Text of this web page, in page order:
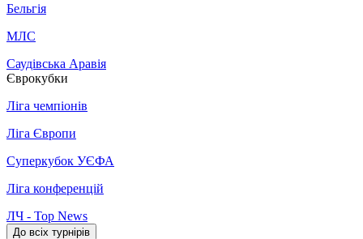
Бельгія
МЛС
Саудівська Аравія
Єврокубки
Ліга чемпіонів
Ліга Європи
Суперкубок УЄФА
Ліга конференцій
ЛЧ - Top News
До всіх турнірів